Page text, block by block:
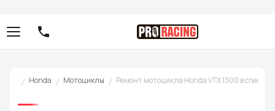
Honda Мотоциклы Ремонт мотоцикла Honda VTX 1300 в